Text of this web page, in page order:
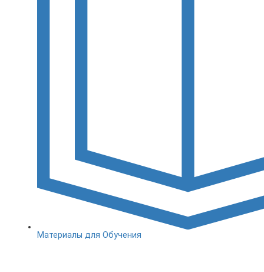
Материалы для Обучения